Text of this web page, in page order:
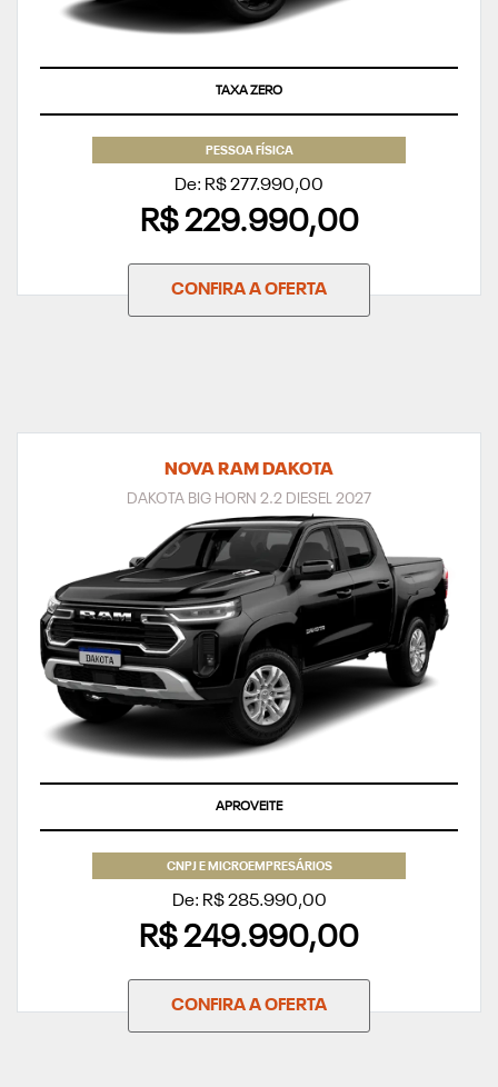
TAXA ZERO
PESSOA FÍSICA
De: R$ 277.990,00
R$ 229.990,00
CONFIRA A OFERTA
NOVA RAM DAKOTA
DAKOTA BIG HORN 2.2 DIESEL 2027
APROVEITE
SALDO EM ATÉ 60X
CNPJ E MICROEMPRESÁRIOS
De: R$ 285.990,00
R$ 249.990,00
CONFIRA A OFERTA